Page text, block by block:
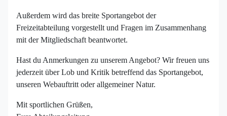
Außerdem wird das breite Sportangebot der
Freizeitabteilung vorgestellt und Fragen im Zusammenhang
mit der Mitgliedschaft beantwortet.
Hast du Anmerkungen zu unserem Angebot? Wir freuen uns
jederzeit über Lob und Kritik betreffend das Sportangebot,
unseren Webauftritt oder allgemeiner Natur.
Mit sportlichen Grüßen,